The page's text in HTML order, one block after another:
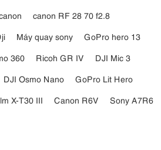
canon RF 28 70 f2.8
Máy quay sony
GoPro hero 13
360 Ricoh GR IV
DJI Mic 3
DJI Osmo Nano
GoPro Lit Hero
X-T30 III Canon R6V
Sony A7R6